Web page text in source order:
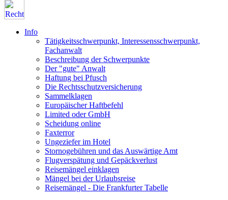
Info
Tätigkeitsschwerpunkt, Interessensschwerpunkt,
Fachanwalt
Beschreibung der Schwerpunkte
Der "gute" Anwalt
Haftung bei Pfusch
Die Rechtsschutzversicherung
Sammelklagen
Europäischer Haftbefehl
Limited oder GmbH
Scheidung online
Faxterror
Ungeziefer im Hotel
Stornogebühren und das Auswärtige Amt
Flugverspätung und Gepäckverlust
Reisemängel einklagen
Mängel bei der Urlaubsreise
Reisemängel - Die Frankfurter Tabelle